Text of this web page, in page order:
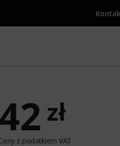
wyszukiwanie od słowa
zł
z podatkiem VAT